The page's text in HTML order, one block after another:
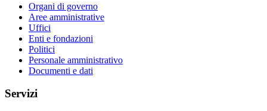
Organi di governo
Aree amministrative
Uffici
Enti e fondazioni
Politici
Personale amministrativo
Documenti e dati
Servizi